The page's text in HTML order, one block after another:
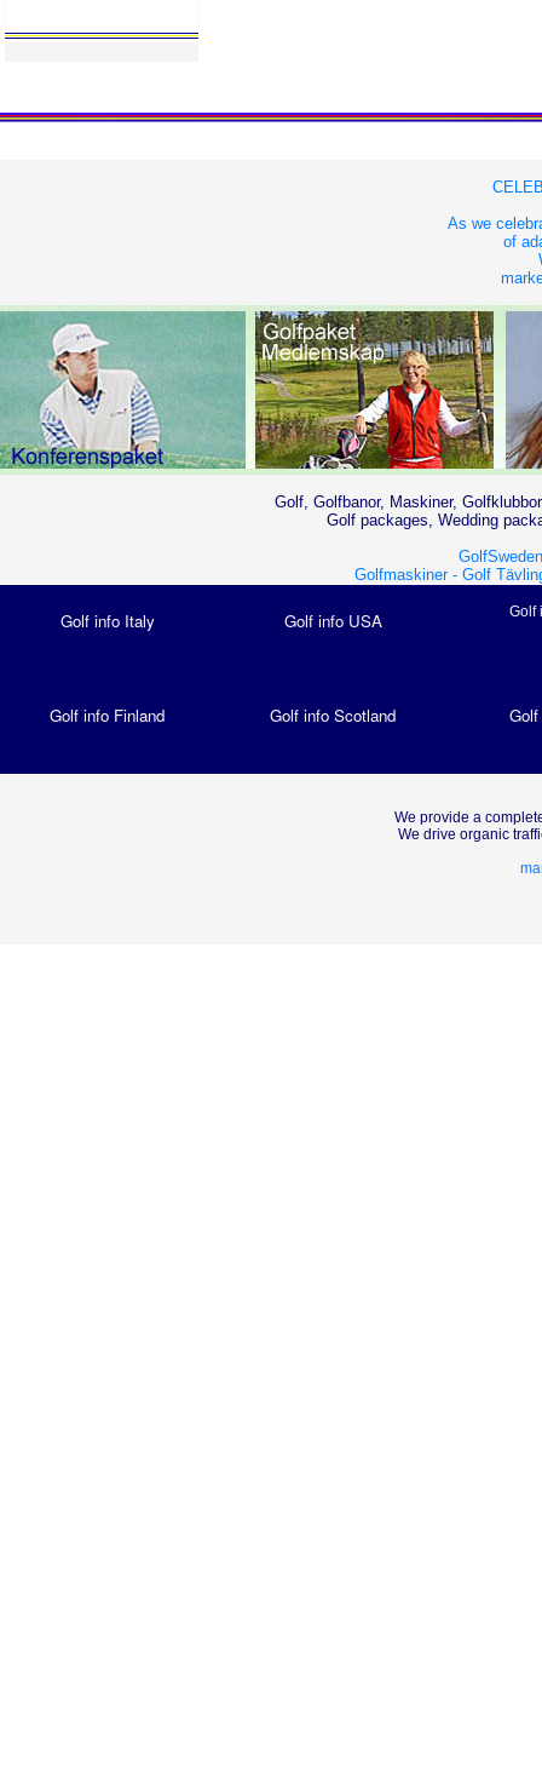
As we
of
Golf, Golfbanor, Maskiner,
Golf packages, Wedding
Golfmaskiner - Golf
Golf info Italy Golf info USA Golf
Golf info Finland Golf info Scotland
We provide a
We drive organic